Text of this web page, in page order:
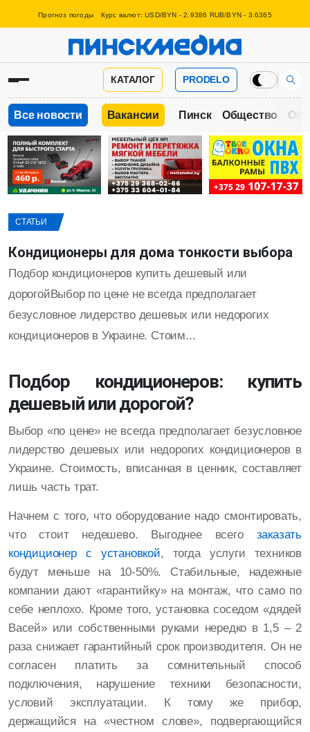
Прогноз погоды Курс валют: USD/BYN - 2.9386 RUB/BYN - 3.6365
КАТАЛОГ PRODELO
Все новости Вакансии Пинск Общество
СТАТЬИ
Кондиционеры для дома тонкости выбора
Подбор кондиционеров купить дешевый или
дорогойВыбор по цене не всегда предполагает
безусловное лидерство дешевых или недорогих
кондиционеров в Украине. Стоим...
Подбор кондиционеров: купить
дешевый или дорогой?
Выбор «по цене» не всегда предполагает безусловное
лидерство дешевых или недорогих кондиционеров в
Украине. Стоимость, вписанная в ценник, составляет
лишь часть трат.
Начнем с того, что оборудование надо смонтировать,
что стоит недешево. Выгоднее всего заказать
кондиционер с установкой, тогда услуги техников
будут меньше на 10-50%. Стабильные, надежные
компании дают «гарантийку» на монтаж, что само по
себе неплохо. Кроме того, установка соседом «дядей
Васей» или собственными руками нередко в 1,5 – 2
раза снижает гарантийный срок производителя. Он не
согласен платить за сомнительный способ
подключения, нарушение техники безопасности,
условий эксплуатации. К тому же прибор,
держащийся на «честном слове», подвергающийся